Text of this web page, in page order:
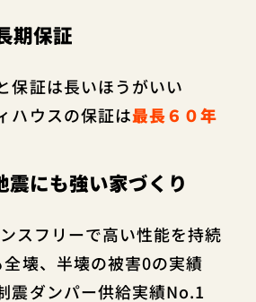
期保証
保証は長いほうがいい
ハウスの保証は最長６０年
震にも強い家づくり
スフリーで高い性能を持続
壊、半壊の被害0の実績
震ダンパー供給実績No.1